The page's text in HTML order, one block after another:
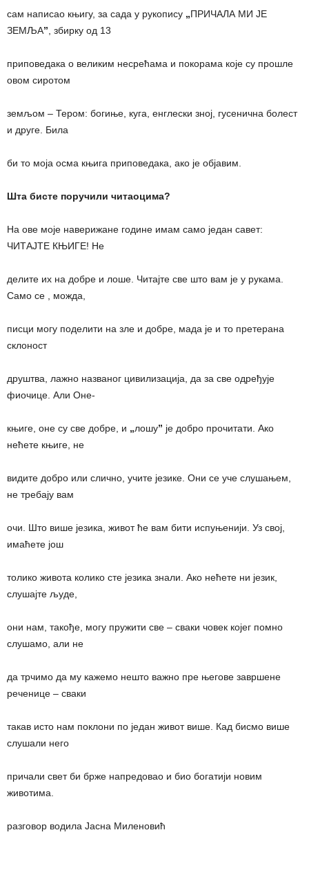
сам написао књигу, за сада у рукопису „ПРИЧАЛА МИ ЈЕ
ЗЕМЉА”, збирку од 13
приповедака о великим несрећама и покорама које су прошле
овом сиротом
земљом – Тером: богиње, куга, енглески зној, гусенична болест
и друге. Била
би то моја осма књига приповедака, ако је објавим.
Шта бисте поручили читаоцима?
На ове моје наверижане године имам само један савет:
ЧИТАЈТЕ КЊИГЕ! Не
делите их на добре и лоше. Читајте све што вам је у рукама.
Само се , можда,
писци могу поделити на зле и добре, мада је и то претерана
склоност
друштва, лажно названог цивилизација, да за све одређује
фиочице. Али Оне-
књиге, оне су све добре, и „лошу” је добро прочитати. Ако
нећете књиге, не
видите добро или слично, учите језике. Они се уче слушањем,
не требају вам
очи. Што више језика, живот ће вам бити испуњенији. Уз свој,
имаћете још
толико живота колико сте језика знали. Ако нећете ни језик,
слушајте људе,
они нам, такође, могу пружити све – сваки човек којег помно
слушамо, али не
да трчимо да му кажемо нешто важно пре његове завршене
реченице – сваки
такав исто нам поклони по један живот више. Кад бисмо више
слушали него
причали свет би брже напредовао и био богатији новим
животима.
разговор водила Јасна Миленовић